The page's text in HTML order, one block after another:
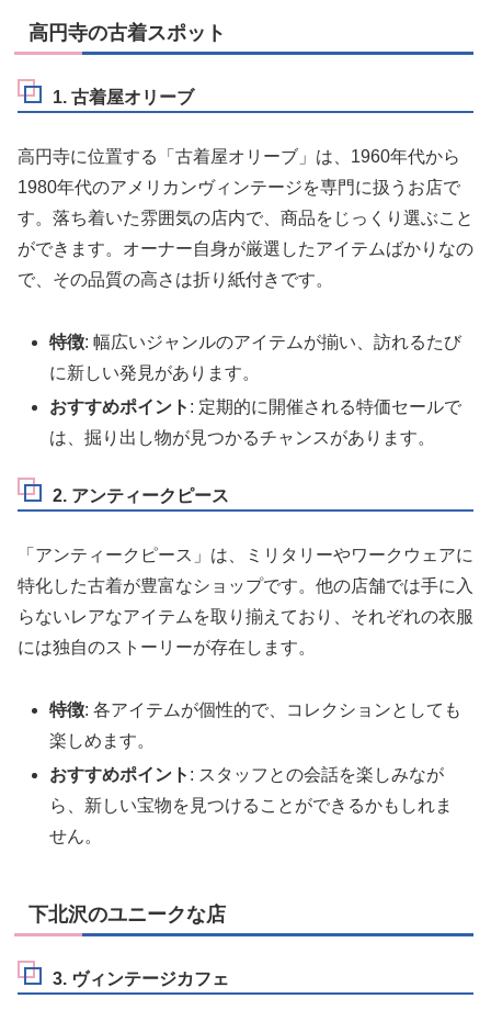
高円寺の古着スポット
1. 古着屋オリーブ
高円寺に位置する「古着屋オリーブ」は、1960年代から
1980年代のアメリカンヴィンテージを専門に扱うお店で
す。落ち着いた雰囲気の店内で、商品をじっくり選ぶこと
ができます。オーナー自身が厳選したアイテムばかりなの
で、その品質の高さは折り紙付きです。
特徴: 幅広いジャンルのアイテムが揃い、訪れるたび
に新しい発見があります。
おすすめポイント : 定期的に開催される特価セールで
は、掘り出し物が見つかるチャンスがあります。
2. アンティークピース
「アンティークピース」は、ミリタリーやワークウェアに
特化した古着が豊富なショップです。他の店舗では手に入
らないレアなアイテムを取り揃えており、それぞれの衣服
には独自のストーリーが存在します。
特徴: 各アイテムが個性的で、コレクションとしても
楽しめます。
おすすめポイント : スタッフとの会話を楽しみなが
ら、新しい宝物を見つけることができるかもしれま
せん。
下北沢のユニークな店
3. ヴィンテージカフェ